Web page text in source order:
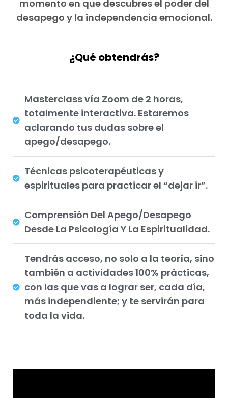
momento en que descubres el poder del
desapego y la independencia emocional.
¿Qué obtendrás?
Masterclass vía Zoom de 2 horas,
totalmente interactiva. Estaremos
aclarando tus dudas sobre el
apego/desapego.
Técnicas psicoterapéuticas y
espirituales para practicar el “dejar ir”.
Comprensión Del Apego/Desapego
Desde La Psicología Y La Espiritualidad.
Tendrás acceso, no solo a la teoría, sino
también a actividades 100% prácticas,
con las que vas a lograr ser, cada día,
más independiente; y te servirán para
toda la vida.